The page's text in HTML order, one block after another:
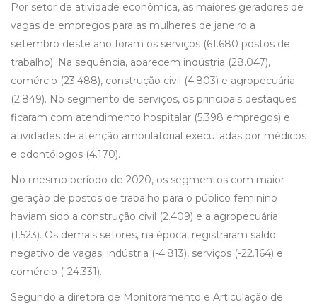
Por setor de atividade econômica, as maiores geradores de
vagas de empregos para as mulheres de janeiro a
setembro deste ano foram os serviços (61.680 postos de
trabalho). Na sequência, aparecem indústria (28.047),
comércio (23.488), construção civil (4.803) e agropecuária
(2.849). No segmento de serviços, os principais destaques
ficaram com atendimento hospitalar (5.398 empregos) e
atividades de atenção ambulatorial executadas por médicos
e odontólogos (4.170).
No mesmo período de 2020, os segmentos com maior
geração de postos de trabalho para o público feminino
haviam sido a construção civil (2.409) e a agropecuária
(1.523). Os demais setores, na época, registraram saldo
negativo de vagas: indústria (-4.813), serviços (-22.164) e
comércio (-24.331).
Segundo a diretora de Monitoramento e Articulação de